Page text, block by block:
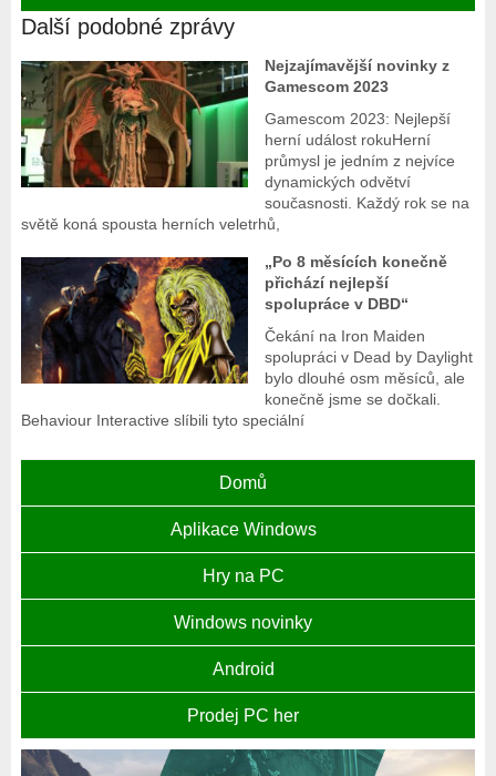
Další podobné zprávy
Nejzajímavější novinky z
Gamescom 2023
Gamescom 2023: Nejlepší
herní událost rokuHerní
průmysl je jedním z nejvíce
dynamických odvětví
současnosti. Každý rok se na
světě koná spousta herních veletrhů,
„Po 8 měsících konečně
přichází nejlepší
spolupráce v DBD“
Čekání na Iron Maiden
spolupráci v Dead by Daylight
bylo dlouhé osm měsíců, ale
konečně jsme se dočkali.
Behaviour Interactive slíbili tyto speciální
Domů
Aplikace Windows
Hry na PC
Windows novinky
Android
Prodej PC her